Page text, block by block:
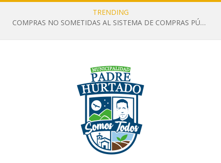
TRENDING
COMPRAS NO SOMETIDAS AL SISTEMA DE COMPRAS PÚBLICAS RELATIVAS A SERVICIOS JULIO 2026